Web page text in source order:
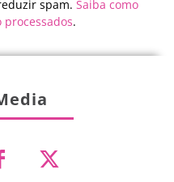
spam. Saiba como
.